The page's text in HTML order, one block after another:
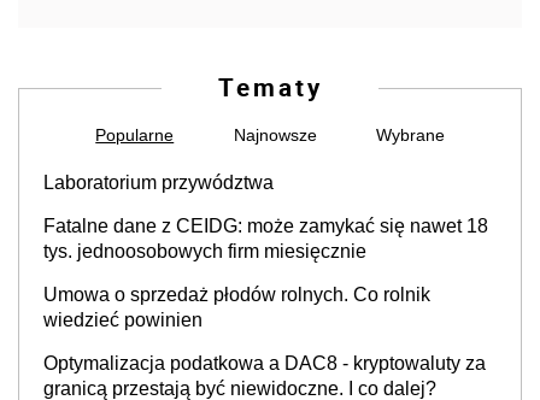
Tematy
Popularne Najnowsze Wybrane
Laboratorium przywództwa
Fatalne dane z CEIDG: może zamykać się nawet 18
tys. jednoosobowych firm miesięcznie
Umowa o sprzedaż płodów rolnych. Co rolnik
wiedzieć powinien
Optymalizacja podatkowa a DAC8 - kryptowaluty za
granicą przestają być niewidoczne. I co dalej?